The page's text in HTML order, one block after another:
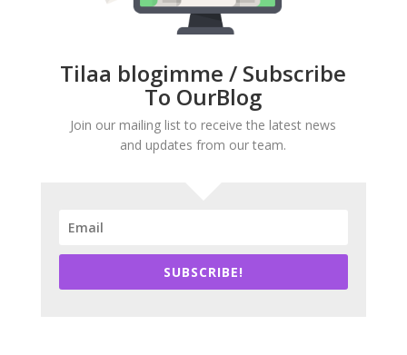
Tilaa blogimme / Subscribe
To OurBlog
Join our mailing list to receive the latest news
and updates from our team.
SUBSCRIBE!